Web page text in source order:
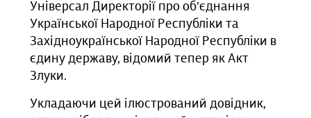
Універсал Директорії про об’єднання
Української Народної Республіки та
Західноукраїнської Народної Республіки в
єдину державу, відомий тепер як Акт
Злуки.
Укладаючи цей ілюстрований довідник,